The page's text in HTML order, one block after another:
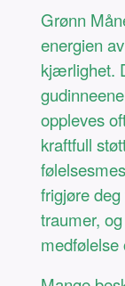
Grønn
energien
kjærlighet.
oppleves
kraftfull
frigjøre
traumer,
medfølelse